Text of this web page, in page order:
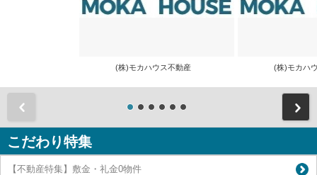
(株)モカハウス不動産 (株)モカハ
こだわり特集
【不動産特集】敷金・礼金0物件